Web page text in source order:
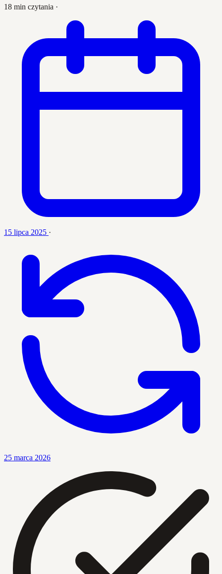
18 min czytania ·
15 lipca 2025 ·
25 marca 2026